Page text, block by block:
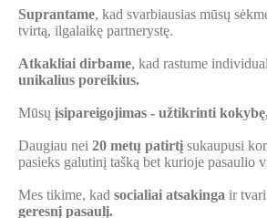
Suprantame, kad svarbiausias mūsų
tvirtą, ilgalaikę partnerystę.
Atkakliai dirbame, kad rastume
unikalius poreikius.
Mūsų įsipareigojimas - užtikrinti
Daugiau nei 20 metų patirtį sukaupusi
pasieks galutinį tašką bet kurioje pasaulio
Mes tikime, kad socialiai atsakinga ir
geresnį pasaulį.